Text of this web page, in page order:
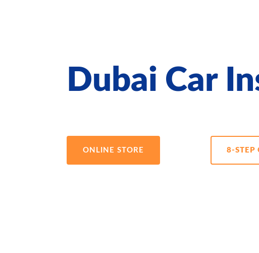
Dubai Car
ONLINE STORE 8-STEP